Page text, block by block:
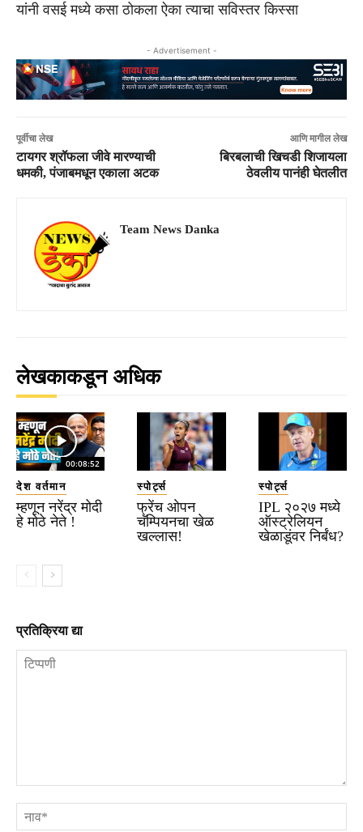
यांनी वसई मध्ये कसा ठोकला ऐका त्याचा सविस्तर किस्सा
- Advertisement -
पूर्वीचा लेख
टायगर श्रॉफला जीवे मारण्याची
धमकी, पंजाबमधून एकाला अटक
आणि मागील लेख
बिरबलाची खिचडी शिजायला
ठेवलीय पानंही घेतलीत
Team News Danka
लेखकाकडून अधिक
00:08:52
देश वर्तमान
म्हणून नरेंद्र मोदी
हे मोठे नेते !
स्पोर्ट्स
फ्रेंच ओपन
चॅम्पियनचा खेळ
खल्लास!
स्पोर्ट्स
IPL २०२७ मध्ये
ऑस्ट्रेलियन
खेळाडूंवर निर्बंध?
प्रतिक्रिया द्या